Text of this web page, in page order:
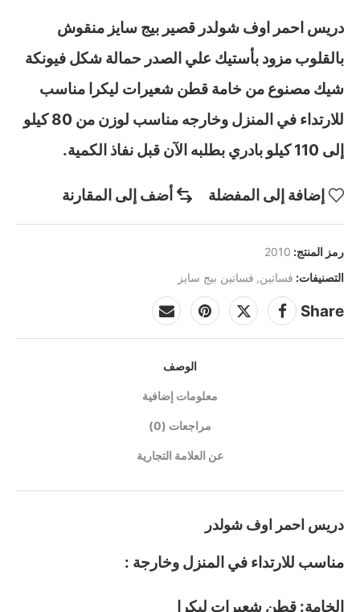
دريس احمر اوف شولدر قصير بيج سايز منقوش
بالقلوب مزود بأستيك علي الصدر حمالة شكل فيونكة
شيك مصنوع من خامة قطن شعيرات ليكرا مناسب
للارتداء في المنزل وخارجه مناسب لوزن من 80 كيلو
إلى 110 كيلو بادري بطلبه الآن قبل نفاذ الكمية.
إضافة إلى المفضلة أضف إلى المقارنة
رمز المنتج: 2010
التصنيفات: فساتين, فساتين بيج سايز
Share
الوصف
معلومات إضافية
مراجعات (0)
عن العلامة التجارية
دريس احمر اوف شولدر
مناسب للارتداء في المنزل وخارجة :
الخامة: قطن شعيرات ليكرا